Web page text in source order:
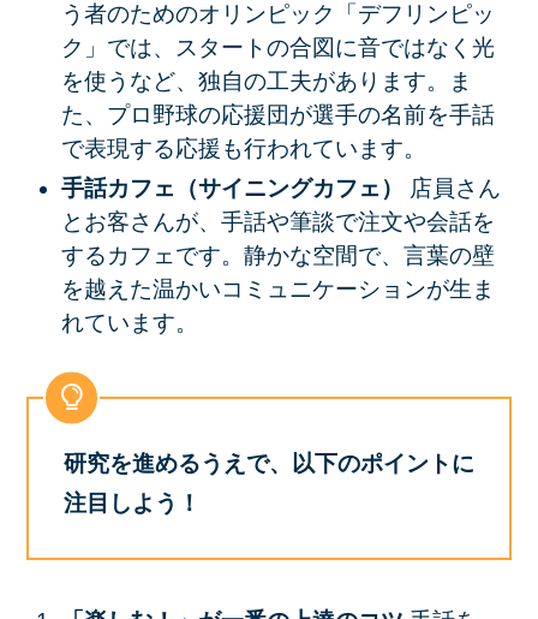
う者のためのオリンピック「デフリンピッ
ク」では、スタートの合図に音ではなく光
を使うなど、独自の工夫があります。ま
た、プロ野球の応援団が選手の名前を手話
で表現する応援も行われています。
手話カフェ（サイニングカフェ）
店員さん
とお客さんが、手話や筆談で注文や会話を
するカフェです。静かな空間で、言葉の壁
を越えた温かいコミュニケーションが生ま
れています。
研究を進めるうえで、以下のポイントに
注目しよう！